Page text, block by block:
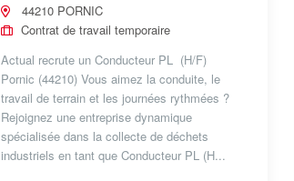
44210 PORNIC
Contrat de travail temporaire
Actual recrute un Conducteur PL (H/F)
Pornic (44210) Vous aimez la conduite, le
travail de terrain et les journées rythmées ?
Rejoignez une entreprise dynamique
spécialisée dans la collecte de déchets
industriels en tant que Conducteur PL (H...